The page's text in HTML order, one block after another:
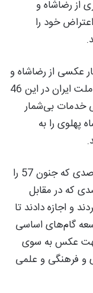
از رضاشاه و
خود را
عکسی از رضاشاه و
پیامی در شبکه اجتماعی نوشت: «در واقع ملت ایران در این 46
خدمات بی‌شمار
پهلوی را به
این ناسپاسی و بی‌مهری، فقط به آن ده درصدی که جنون 57 را
که در مقابل
و اجازه دادند تا
گام‌های اساسی
عکس به سوی
و فرهنگی و علمی